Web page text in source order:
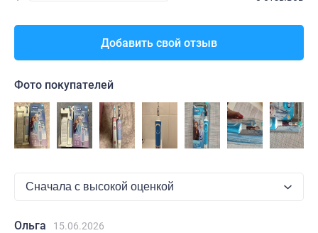
Добавить свой отзыв
Фото покупателей
Ольга
15.06.2026